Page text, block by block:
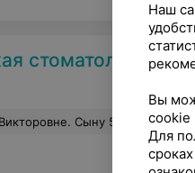
поликлиника
в Бобруйской городской стоматологической поликлинике. все качественно,
Наш
Вы
cookie
Для